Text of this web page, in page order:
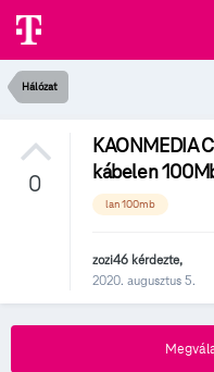
Hálózat
0
KAONMEDIA
kábelen
lan 100mb
zozi46 kérdezte,
2020. augusztus 5.